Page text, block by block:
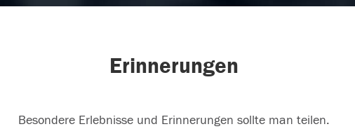
Erinnerungen
Besondere Erlebnisse und Erinnerungen sollte man teilen.